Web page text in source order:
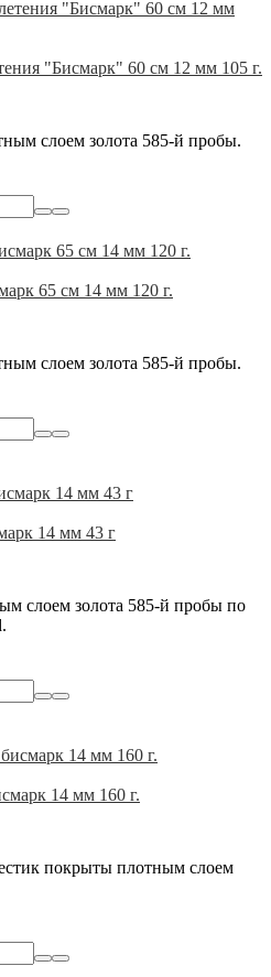
"Бисмарк" 60 см 12 мм 105 г.
слоем золота 585-й пробы.
65 см 14 мм 120 г.
слоем золота 585-й пробы.
14 мм 43 г
слоем золота 585-й пробы по
14 мм 160 г.
покрыты плотным слоем